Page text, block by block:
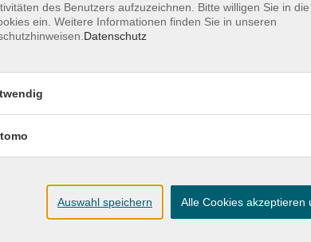
Altes Feuerhaus,
Raum 3.03
des Benutzers aufzuzeichnen. Bitte willigen Sie in
ein. Weitere Informationen finden Sie in unseren
Datenschutz
Auswahl speichern Alle Cookies akzeptieren